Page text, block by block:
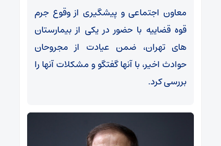
معاون اجتماعی و پیشگیری از وقوع جرم
قوه قضاییه با حضور در یکی از بیمارستان
های تهران، ضمن عیادت از مجروحان
حوادث اخیر، با آنها گفتگو و مشکلات آنها را
بررسی کرد.